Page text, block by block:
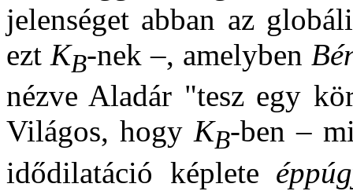
jelenséget abban az
ezt KB-nek –, amelyben
nézve Aladár "tesz egy
Világos, hogy KB-ben –
idődilatáció képlete